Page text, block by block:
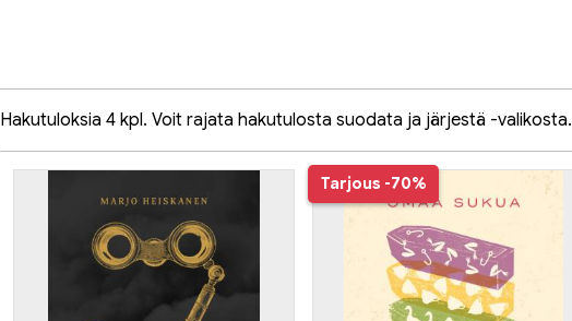
Hakutuloksia 4 kpl. Voit rajata hakutulosta suodata ja järjestä -valikosta.
Tarjous -70%